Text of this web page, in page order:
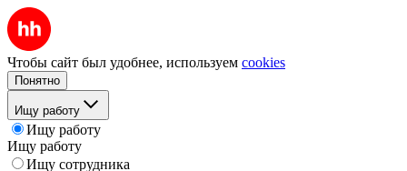
Чтобы сайт был удобнее, используем cookies
Понятно
Ищу работу
Ищу работу
Ищу работу
Ищу сотрудника